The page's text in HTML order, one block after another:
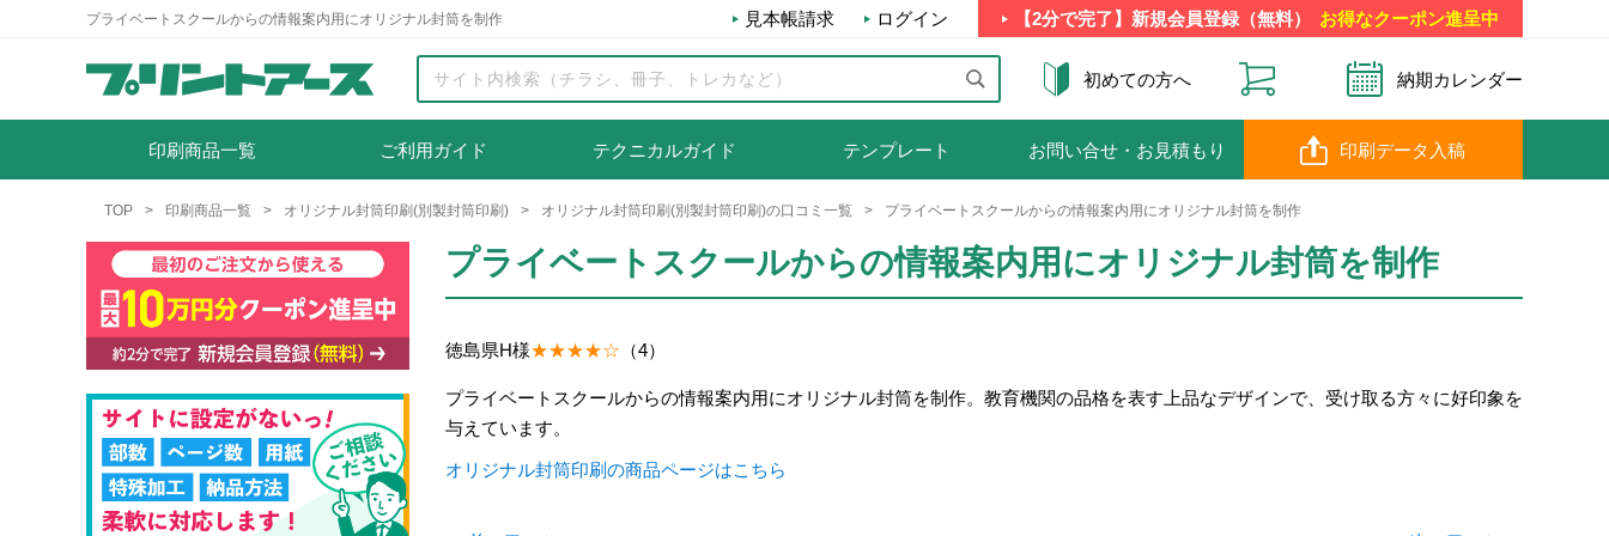
プライベートスクールからの情報案内用にオリジナル封筒を制作 見本帳請求 ログイン 【2分で完了】新規会員登録（無料） お得なクーポン進呈中
初めての方へ 納期カレンダー
印刷商品一覧 ご利用ガイド テクニカルガイド テンプレート お問い合せ ・お見積もり 印刷データ入稿
TOP 印刷商品一覧 オリジナル封筒印刷(別製封筒印刷) オリジナル封筒印刷(別製封筒印刷)の口コミ一覧 プライベートスクールからの情報案内用にオリジナル封筒を制作
プライベートスクールからの情報案内用にオリジナル封筒を制作
徳島県H様 （4）
プライベートスクールからの情報案内用にオリジナル封筒を制作。教育機関の品格を表す上品なデザインで、受け取る方々に好印象を
与えています。
オリジナル封筒印刷の商品ページはこちら